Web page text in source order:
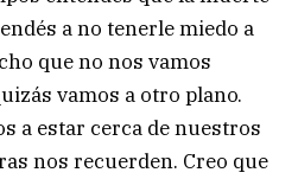
a no tenerle miedo a
que no nos vamos
vamos a otro plano.
a estar cerca de nuestros
nos recuerden. Creo que